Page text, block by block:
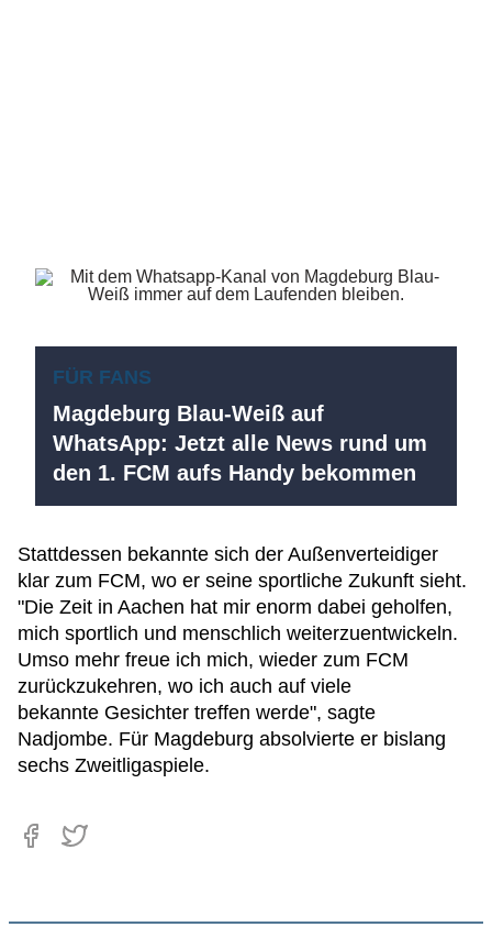
FÜR FANS
Magdeburg Blau-Weiß auf
WhatsApp: Jetzt alle News rund um
den 1. FCM aufs Handy bekommen
Stattdessen bekannte sich der Außenverteidiger
klar zum FCM, wo er seine sportliche Zukunft sieht.
"Die Zeit in Aachen hat mir enorm dabei geholfen,
mich sportlich und menschlich weiterzuentwickeln.
Umso mehr freue ich mich, wieder zum FCM
zurückzukehren, wo ich auch auf viele
bekannte Gesichter treffen werde", sagte
Nadjombe. Für Magdeburg absolvierte er bislang
sechs Zweitligaspiele.